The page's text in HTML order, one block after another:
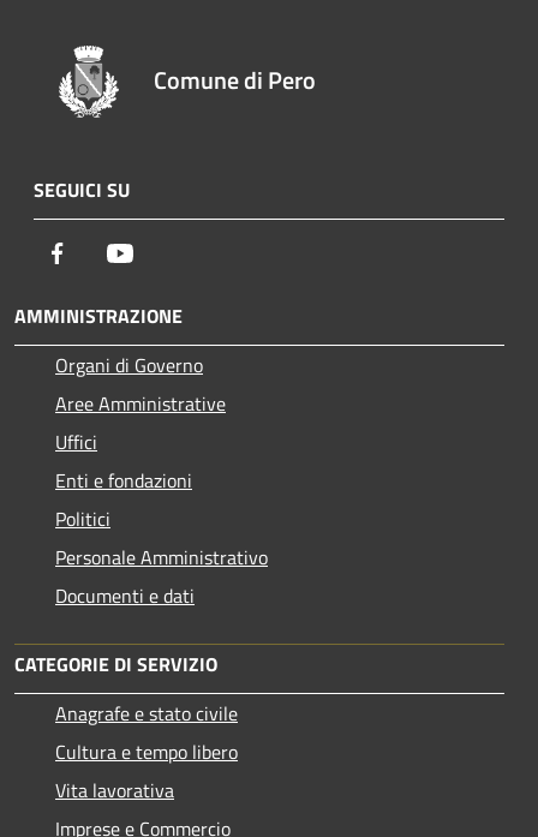
Comune di Pero
SEGUICI SU
Facebook
AMMINISTRAZIONE
Organi di Governo
Aree Amministrative
Uffici
Enti e fondazioni
Politici
Personale Amministrativo
Documenti e dati
CATEGORIE DI SERVIZIO
Anagrafe e stato civile
Cultura e tempo libero
Vita lavorativa
Imprese e Commercio